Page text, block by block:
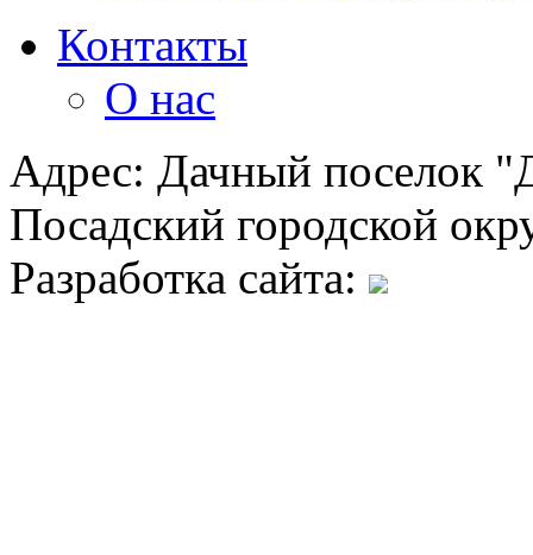
Контакты
О нас
Адрес: Дачный поселок
Посадский городской
Разработка сайта: